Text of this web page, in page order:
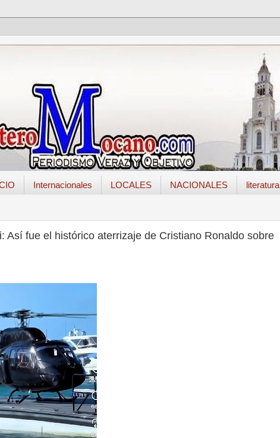
Internacionales LOCALES NACIONALES literatura
Así fue el histórico aterrizaje de Cristiano Ronaldo sobre